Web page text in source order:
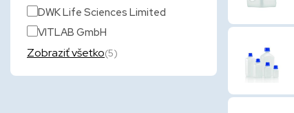
DWK Life Sciences Limited
VITLAB GmbH
Zobraziť všetko(5)